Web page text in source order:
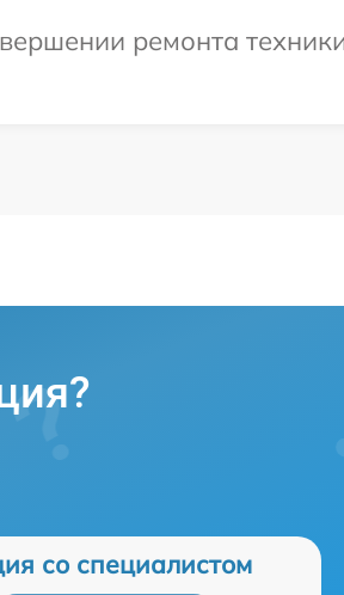
ремонта
со специалистом